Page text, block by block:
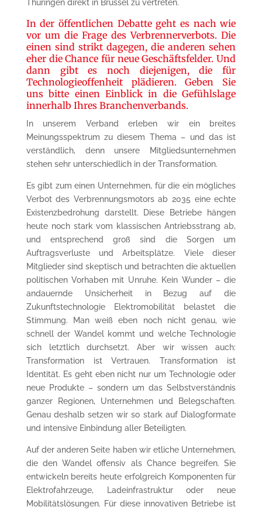
Thüringen direkt in Brüssel zu vertreten.
In der öffentlichen Debatte geht es nach wie
vor um die Frage des Verbrennerverbots. Die
einen sind strikt dagegen, die anderen sehen
eher die Chance für neue Geschäftsfelder. Und
dann gibt es noch diejenigen, die für
Technologieoffenheit plädieren. Geben Sie
uns bitte einen Einblick in die Gefühlslage
innerhalb Ihres Branchenverbands.
In unserem Verband erleben wir ein breites
Meinungsspektrum zu diesem Thema – und das ist
verständlich, denn unsere Mitgliedsunternehmen
stehen sehr unterschiedlich in der Transformation.
Es gibt zum einen Unternehmen, für die ein mögliches
Verbot des Verbrennungsmotors ab 2035 eine echte
Existenzbedrohung darstellt. Diese Betriebe hängen
heute noch stark vom klassischen Antriebsstrang ab,
und entsprechend groß sind die Sorgen um
Auftragsverluste und Arbeitsplätze. Viele dieser
Mitglieder sind skeptisch und betrachten die aktuellen
politischen Vorhaben mit Unruhe. Kein Wunder – die
andauernde Unsicherheit in Bezug auf die
Zukunftstechnologie Elektromobilität belastet die
Stimmung. Man weiß eben noch nicht genau, wie
schnell der Wandel kommt und welche Technologie
sich letztlich durchsetzt. Aber wir wissen auch:
Transformation ist Vertrauen. Transformation ist
Identität. Es geht eben nicht nur um Technologie oder
neue Produkte – sondern um das Selbstverständnis
ganzer Regionen, Unternehmen und Belegschaften.
Genau deshalb setzen wir so stark auf Dialogformate
und intensive Einbindung aller Beteiligten.
Auf der anderen Seite haben wir etliche Unternehmen,
die den Wandel offensiv als Chance begreifen. Sie
entwickeln bereits heute erfolgreich Komponenten für
Elektrofahrzeuge, Ladeinfrastruktur oder neue
Mobilitätslösungen. Für diese innovativen Betriebe ist